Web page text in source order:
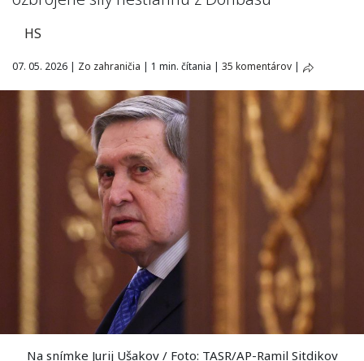
HS
07. 05. 2026 | Zo zahraničia | 1 min. čítania | 35 komentárov |
Na snímke Jurij Ušakov / Foto: TASR/AP-Ramil Sitdikov